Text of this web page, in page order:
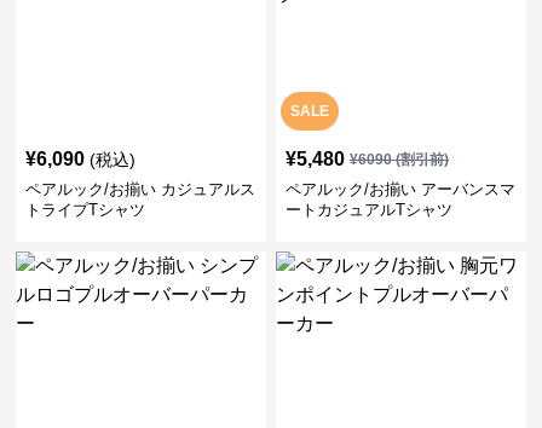
¥6,090 (税込)
ペアルック/お揃い カジュアルス
トライプTシャツ
SALE
¥5,480 ¥6090(割引前)
ペアルック/お揃い アーバンスマ
ートカジュアルTシャツ